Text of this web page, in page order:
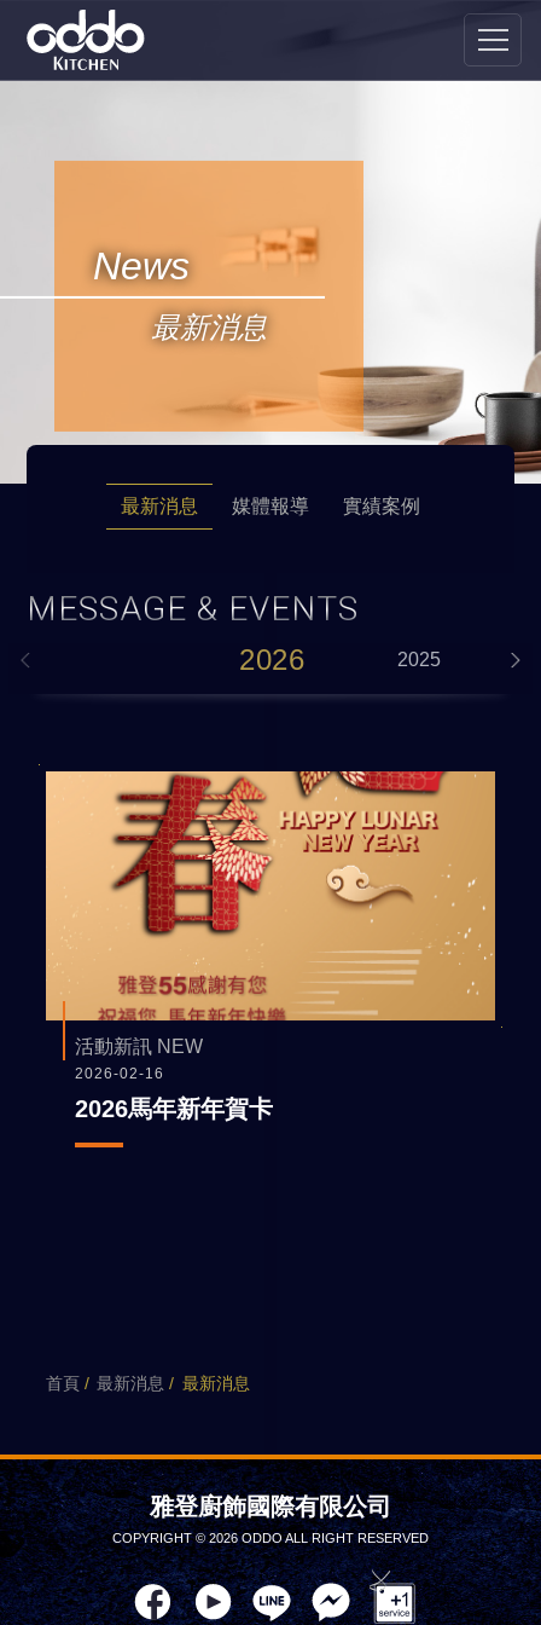
News
最新消息
最新消息 媒體報導 實績案例
MESSAGE & EVENTS
2026 2025
活動新訊 NEW
2026-02-16
2026馬年新年賀卡
首頁 最新消息 最新消息
雅登廚飾國際有限公司
COPYRIGHT © 2026 ODDO ALL RIGHT RESERVED